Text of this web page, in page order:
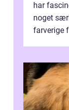
har
noget
farverige